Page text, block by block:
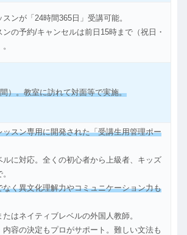
スンが「24時間365日」受講可能。
ンの予約/キャンセルは前日15時まで（祝日・
）。教室に訪れて対面等で実施。
ッスン専用に開発された「受講生用管理ポー
ルに対応。全くの初心者から上級者、キッズ
なく異文化理解力やコミュニケーション力も
たはネイティブレベルの外国人教師。
内容の決定もプロがサポート。難しい文法も